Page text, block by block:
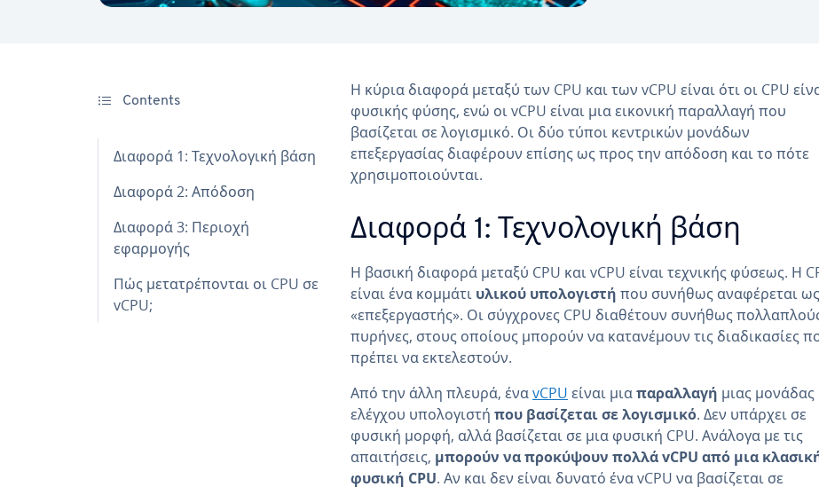
Contents
Διαφορά 1: Τεχνολογική βάση
Διαφορά 2: Απόδοση
Διαφορά 3: Περιοχή
εφαρμογής
Πώς μετατρέπονται οι CPU σε
vCPU;
Η κύρια διαφορά μεταξύ των CPU και των vCPU είναι ότι οι CPU
φυσικής φύσης, ενώ οι vCPU είναι μια εικονική παραλλαγή που
βασίζεται σε λογισμικό. Οι δύο τύποι κεντρικών μονάδων
επεξεργασίας διαφέρουν επίσης ως προς την απόδοση και το πότε
χρησιμοποιούνται.
Διαφορά 1: Τεχνολογική βάση
Η βασική διαφορά μεταξύ CPU και vCPU είναι τεχνικής φύσεως. Η
είναι ένα κομμάτι υλικού υπολογιστή που συνήθως αναφέρεται ως
«επεξεργαστής». Οι σύγχρονες CPU διαθέτουν συνήθως
πυρήνες, στους οποίους μπορούν να κατανέμουν τις διαδικασίες
πρέπει να εκτελεστούν.
Από την άλλη πλευρά, έναvCPU είναι μιαπαραλλαγή μιας μονάδας
ελέγχου υπολογιστή που βασίζεται σε λογισμικό. Δεν υπάρχει σε
φυσική μορφή, αλλά βασίζεται σε μια φυσική CPU. Ανάλογα με τις
απαιτήσεις, μπορούν να προκύψουν πολλά vCPU από μια
φυσική CPU. Αν και δεν είναι δυνατό ένα vCPU να βασίζεται σε